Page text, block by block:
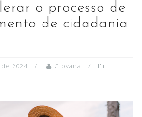
o processo de
de cidadania
2024
Giovana